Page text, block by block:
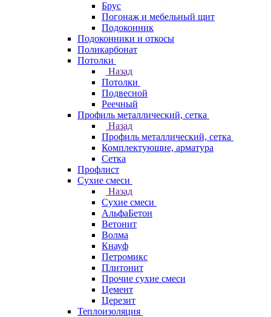
Брус
Погонаж и мебельный щит
Подоконник
Подоконники и откосы
Поликарбонат
Потолки
Назад
Потолки
Подвесной
Реечный
Профиль металлический, сетка
Назад
Профиль металлический, сетка
Комплектующие, арматура
Сетка
Профлист
Сухие смеси
Назад
Сухие смеси
АльфаБетон
Ветонит
Волма
Кнауф
Петромикс
Плитонит
Прочие сухие смеси
Цемент
Церезит
Теплоизоляция